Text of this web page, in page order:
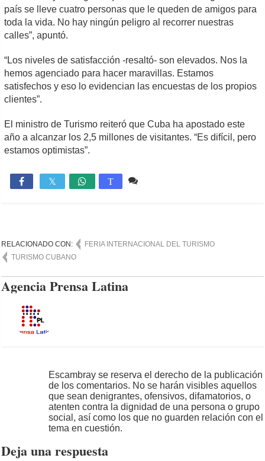
país se lleve cuatro personas que le queden de amigos para
toda la vida. No hay ningún peligro al recorrer nuestras
calles”, apuntó.
“Los niveles de satisfacción -resaltó- son elevados. Nos la
hemos agenciado para hacer maravillas. Estamos
satisfechos y eso lo evidencian las encuestas de los propios
clientes”.
El ministro de Turismo reiteró que Cuba ha apostado este
año a alcanzar los 2,5 millones de visitantes. “Es difícil, pero
estamos optimistas”.
 T
RELACIONADO CON:
FERIA INTERNACIONAL DEL TURISMO
TURISMO CUBANO
Agencia Prensa Latina
Escambray se reserva el derecho de la publicación
de los comentarios. No se harán visibles aquellos
que sean denigrantes, ofensivos, difamatorios, o
atenten contra la dignidad de una persona o grupo
social, así como los que no guarden relación con el
tema en cuestión.
Deja una respuesta